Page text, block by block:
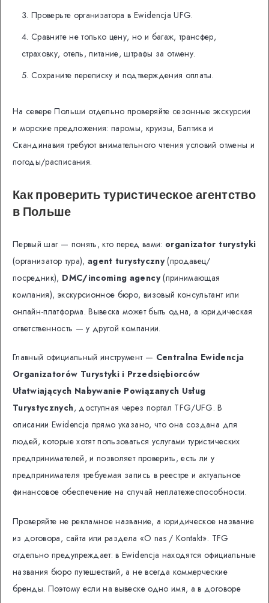
Проверьте организатора в Ewidencja UFG.
Сравните не только цену, но и багаж, трансфер,
страховку, отель, питание, штрафы за отмену.
Сохраните переписку и подтверждения оплаты.
На севере Польши отдельно проверяйте сезонные экскурсии
и морские предложения: паромы, круизы, Балтика и
Скандинавия требуют внимательного чтения условий отмены и
погоды/расписания.
Как проверить туристическое агентство
в Польше
Первый шаг — понять, кто перед вами: organizator turystyki
(организатор тура), agent turystyczny(продавец/
посредник), DMC/incoming agency(принимающая
компания), экскурсионное бюро, визовый консультант или
онлайн-платформа. Вывеска может быть одна, а юридическая
ответственность — у другой компании.
Главный официальный инструмент — Centralna Ewidencja
Organizatorów Turystyki i Przedsiębiorców
Ułatwiających Nabywanie Powiązanych Usług
Turystycznych, доступная через портал TFG/UFG. В
описании Ewidencja прямо указано, что она создана для
людей, которые хотят пользоваться услугами туристических
предпринимателей, и позволяет проверить, есть ли у
предпринимателя требуемая запись в реестре и актуальное
финансовое обеспечение на случай неплатежеспособности.
Проверяйте не рекламное название, а юридическое название
из договора, сайта или раздела «O nas / Kontakt». TFG
отдельно предупреждает: в Ewidencja находятся официальные
названия бюро путешествий, а не всегда коммерческие
бренды. Поэтому если на вывеске одно имя, а в договоре